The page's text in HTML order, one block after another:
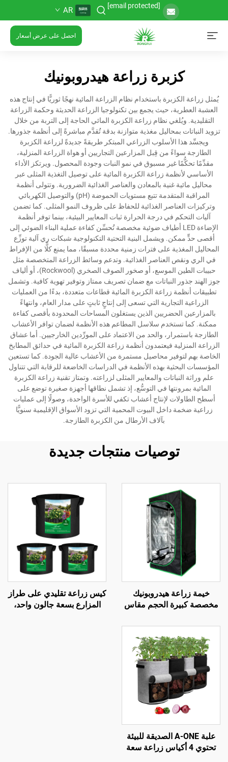
[email protected]
AR
احصل على عرض أسعار
كزبرة زراعة هيدروبونيك
يُمثل زراعة الكزبرة باستخدام نظام الزراعة المائية نهجًا ثوريًّا في إنتاج هذه
العشبة العطرية، حيث يجمع بين تكنولوجيا الزراعة الحديثة وحكمة الزراعة
التقليدية. ويُلغي نظام زراعة الكزبرة المائي الحاجة إلى التربة من خلال
تزويد النباتات بمحاليل مغذية متوازنة بدقة تُقدَّم مباشرةً إلى أنظمة جذورها.
ويجسِّد هذا الأسلوب الزراعي المبتكر طريقةً جديدةً لزراعة الكزبرة
الطازجة سواءً من قِبل المزارعين التجاريين أو هواة الزراعة المنزلية،
مقدِّمًا تحكُّمًا غير مسبوق في نمو النبات وجودة المحصول. ويرتكز الأداء
الأساسي لأنظمة زراعة الكزبرة المائية على توصيل التغذية المثلى عبر
محاليل مائية غنية بالمعادن والعناصر الغذائية الضرورية. وتتولى أنظمة
المراقبة المتقدمة تتبع مستويات الحموضة (pH) والتوصيل الكهربائي
وتركيزات العناصر الغذائية للحفاظ على ظروف النمو المثلى. كما تضمن
آليات التحكم في درجة الحرارة ثبات المعايير البيئية، بينما توفر أنظمة
الإضاءة LED أطياف ضوئية مخصصة تُحسِّن كفاءة عملية البناء الضوئي إلى
أقصى حدٍّ ممكن. ويشمل البنية التحتية التكنولوجية شبكات ري آلية توزِّع
المحاليل المغذية على فترات زمنية محددة مسبقًا، مما يمنع كلًّا من الإفراط
في الري ونقص العناصر الغذائية. وتدعم وسائط الزراعة المتخصصة مثل
حبيبات الطين الموسع، أو صخور الصوف الصخري (Rockwool)، أو ألياف
جوز الهند جذور النباتات مع ضمان تصريف ممتاز وتوفير تهوية كافية. وتشمل
تطبيقات أنظمة زراعة الكزبرة المائية قطاعات متعددة، بدءًا من العمليات
الزراعية التجارية التي تسعى إلى إنتاجٍ ثابتٍ على مدار العام، وانتهاءً
بالمزارعين الحضريين الذين يستغلون المساحات المحدودة بأقصى كفاءة
ممكنة. كما تستخدم سلاسل المطاعم هذه الأنظمة لضمان توافر الأعشاب
الطازجة باستمرار، والحد من الاعتماد على المورِّدين الخارجيين. أما عشاق
الزراعة المنزلية فيعتمدون أنظمة زراعة الكزبرة المائية في حدائق المطابخ
الخاصة بهم لتوفير محاصيل مستمرة من الأعشاب عالية الجودة. كما تستعين
المؤسسات البحثية بهذه الأنظمة في الدراسات الخاضعة للرقابة التي تتناول
علم وراثة النباتات والمعايير المثلى لزراعته. وتمتاز تقنية زراعة الكزبرة
المائية بمرونتها في التوسُّع، إذ تشمل نطاقها أجهزة صغيرة توضع على
أسطح الطاولات لإنتاج أعشاب تكفي للأسرة الواحدة، وصولًا إلى عمليات
زراعية ضخمة داخل البيوت المحمية التي تزود الأسواق الإقليمية سنويًّا
بآلاف الأرطال من الكزبرة الطازجة.
توصيات منتجات جديدة
خيمة زراعة هيدروبونيك
مخصصة كبيرة الحجم مقاس
أقدام)، متينة، مزودة بإطار
معدني عصري، وهي عبارة
عن مجموعة كاملة جاهزة
للاستخدام في الزراعة
الداخلية
كيس زراعة تقليدي على طراز
المزارع بسعة جالون واحد،
علبة A-ONE الصديقة للبيئة
تحتوي 4 أكياس زراعة سعة